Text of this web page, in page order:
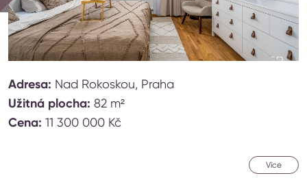
Adresa: Nad Rokoskou, Praha
Užitná plocha: 82 m²
Cena: 11 300 000 Kč
Více